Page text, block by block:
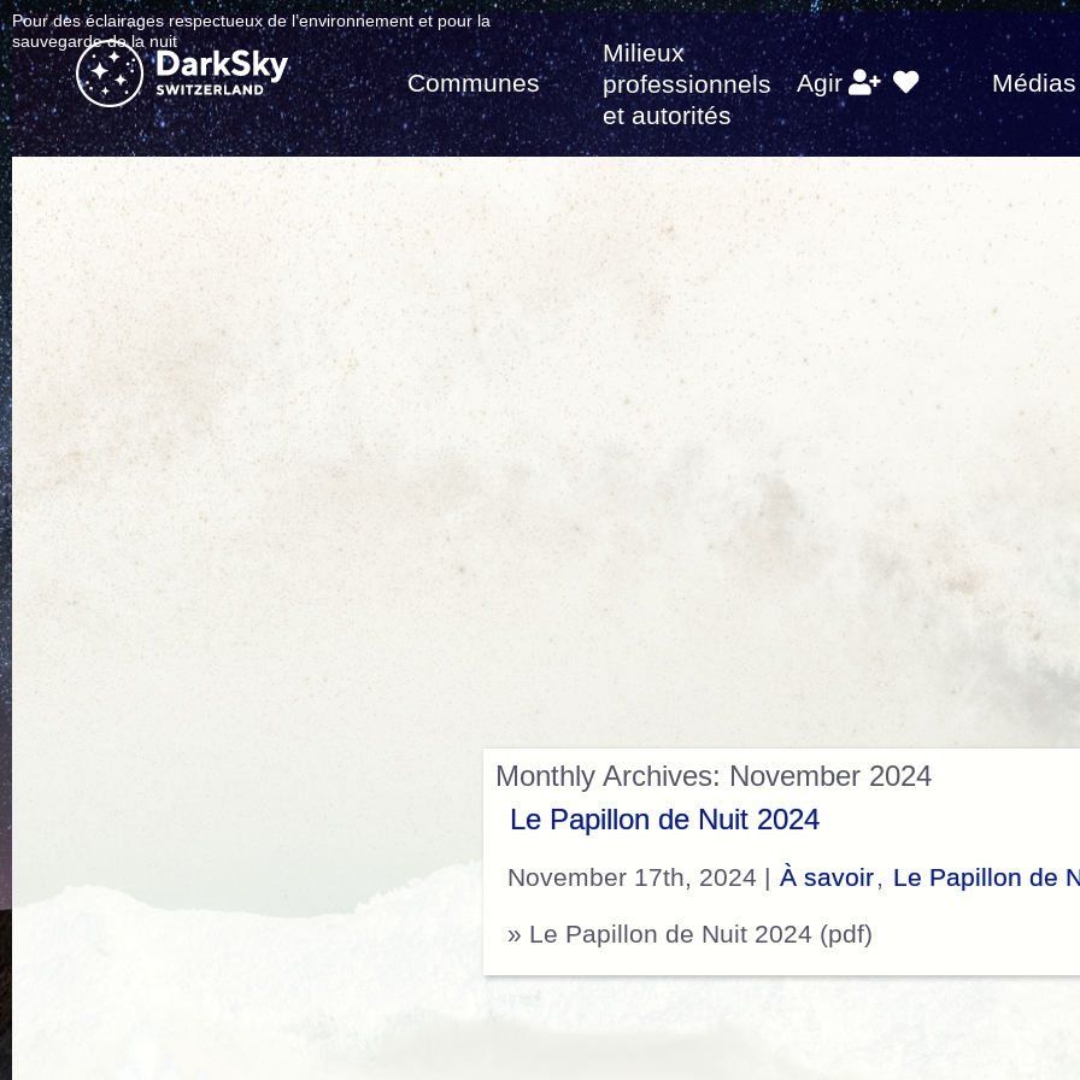
Pour des éclairages respectueux de l’environnement et pour la
sauvegarde de la nuit
Communes
Milieux
professionnels
et autorités
Agir Médias
Monthly Archives: November 2024
Le Papillon de Nuit 2024
November 17th, 2024 | À savoir, Le Papillon de
» Le Papillon de Nuit 2024 (pdf)